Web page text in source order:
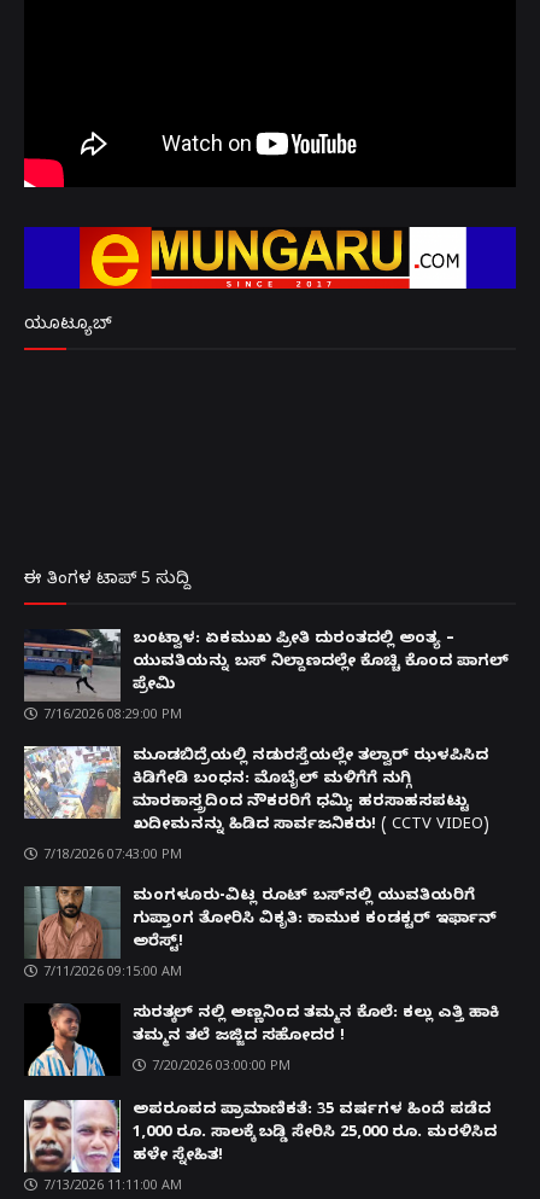
ಯೂಟ್ಯೂಬ್
ಈ ತಿಂಗಳ ಟಾಪ್ 5 ಸುದ್ದಿ
ಬಂಟ್ವಾಳ: ಏಕಮುಖ ಪ್ರೀತಿ ದುರಂತದಲ್ಲಿ ಅಂತ್ಯ –
ಯುವತಿಯನ್ನು ಬಸ್ ನಿಲ್ದಾಣದಲ್ಲೇ ಕೊಚ್ಚಿ ಕೊಂದ ಪಾಗಲ್
ಪ್ರೇಮಿ
7/16/2026 08:29:00 PM
ಮೂಡಬಿದ್ರೆಯಲ್ಲಿ ನಡುರಸ್ತೆಯಲ್ಲೇ ತಲ್ವಾರ್ ಝಳಪಿಸಿದ
ಕಿಡಿಗೇಡಿ ಬಂಧನ: ಮೊಬೈಲ್ ಮಳಿಗೆಗೆ ನುಗ್ಗಿ
ಮಾರಕಾಸ್ತ್ರದಿಂದ ನೌಕರರಿಗೆ ಧಮ್ಕಿ; ಹರಸಾಹಸಪಟ್ಟು
ಖದೀಮನನ್ನು ಹಿಡಿದ ಸಾರ್ವಜನಿಕರು! ( CCTV VIDEO)
7/18/2026 07:43:00 PM
ಮಂಗಳೂರು-ವಿಟ್ಲ ರೂಟ್ ಬಸ್‌ನಲ್ಲಿ ಯುವತಿಯರಿಗೆ
ಗುಪ್ತಾಂಗ ತೋರಿಸಿ ವಿಕೃತಿ: ಕಾಮುಕ ಕಂಡಕ್ಟರ್ ಇರ್ಫಾನ್
ಅರೆಸ್ಟ್!
7/11/2026 09:15:00 AM
ಸುರತ್ಕಲ್ ನಲ್ಲಿ ಅಣ್ಣನಿಂದ ತಮ್ಮನ ಕೊಲೆ: ಕಲ್ಲು ಎತ್ತಿ ಹಾಕಿ
ತಮ್ಮನ ತಲೆ ಜಜ್ಜಿದ ಸಹೋದರ !
7/20/2026 03:00:00 PM
ಅಪರೂಪದ ಪ್ರಾಮಾಣಿಕತೆ: 35 ವರ್ಷಗಳ ಹಿಂದೆ ಪಡೆದ
1,000 ರೂ. ಸಾಲಕ್ಕೆ ಬಡ್ಡಿ ಸೇರಿಸಿ 25,000 ರೂ. ಮರಳಿಸಿದ
ಹಳೇ ಸ್ನೇಹಿತ!
7/13/2026 11:11:00 AM